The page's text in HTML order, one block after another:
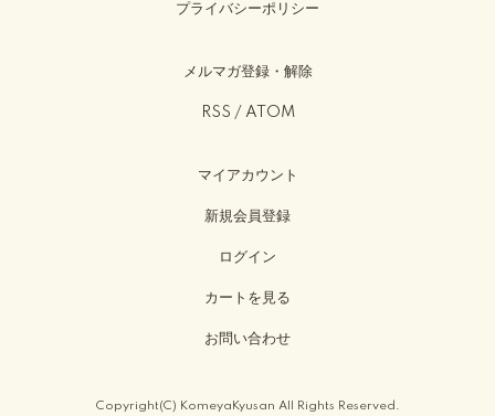
プライバシーポリシー
メルマガ登録・解除
RSS / ATOM
マイアカウント
新規会員登録
ログイン
カートを見る
お問い合わせ
Copyright(C) KomeyaKyusan All Rights Reserved.